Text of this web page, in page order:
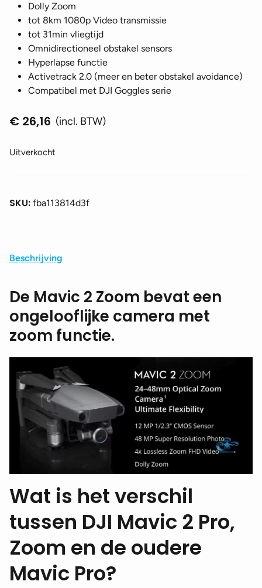
Dolly Zoom
tot 8km 1080p Video transmissie
tot 31min vliegtijd
Omnidirectioneel obstakel sensors
Hyperlapse functie
Activetrack 2.0 (meer en beter obstakel avoidance)
Compatibel met DJI Goggles serie
€ 26,16 (incl. BTW)
Uitverkocht
SKU: fba113814d3f
Beschrijving
De Mavic 2 Zoom bevat een
ongelooflijke camera met
zoom functie.
Wat is het verschil
tussen DJI Mavic 2 Pro,
Zoom en de oudere
Mavic Pro?